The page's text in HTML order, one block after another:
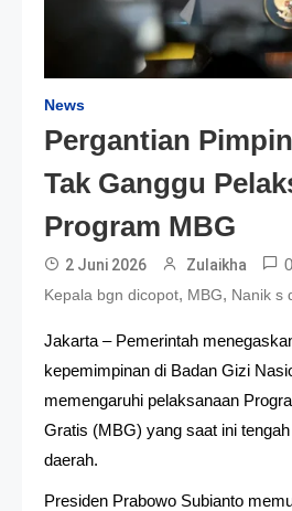
News
Pergantian
Tak Ganggu
Program MBG
2 Juni 2026 Zulaikha 0
Kepala bgn dicopot, MBG, Nanik s
Jakarta – Pemerintah
kepemimpinan di Badan Gizi
memengaruhi pelaksanaan
Gratis (MBG) yang saat ini
daerah.
Presiden Prabowo Subianto